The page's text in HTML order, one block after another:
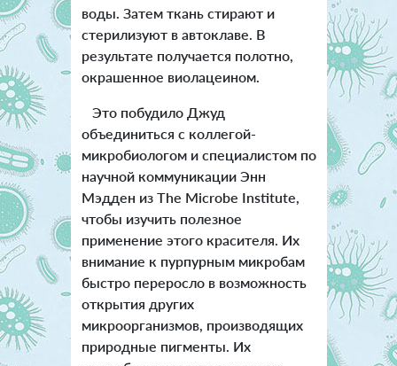
воды. Затем ткань стирают и
стерилизуют в автоклаве. В
результате получается полотно,
окрашенное виолацеином.
Это побудило Джуд
объединиться с коллегой-
микробиологом и специалистом по
научной коммуникации Энн
Мэдден из The Microbe Institute,
чтобы изучить полезное
применение этого красителя. Их
внимание к пурпурным микробам
быстро переросло в возможность
открытия других
микроорганизмов, производящих
природные пигменты. Их